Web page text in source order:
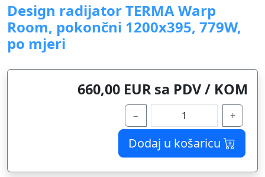
Design radijator TERMA Warp
Room, pokončni 1200x395, 779W,
po mjeri
660,00 EUR sa PDV / KOM
− +
Dodaj u košaricu